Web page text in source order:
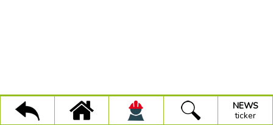
Alle
NEWS
ticker
× GBHInfos
× Suche
Kategorien:
× NEWSticker